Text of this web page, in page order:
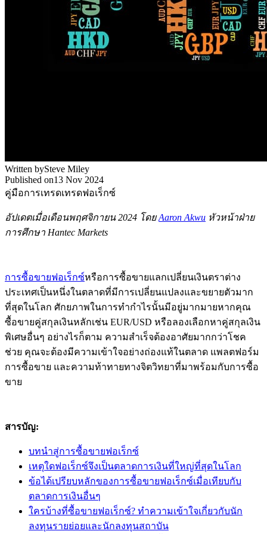
Written bySteve Miley
Published on13 Nov 2024
คู่มือการเทรดเทรดฟอเร็กซ์
อัปเดตเมื่อเดือนพฤศจิกายน 2024 โดยAaron Akwu หัวหน้าฝ่าย
การศึกษา Hantec Markets
การซื้อขายฟอเร็กซ์หรือการซื้อขายแลกเปลี่ยนเงินตราต่าง
ประเทศเป็นหนึ่งในตลาดที่มีการเปลี่ยนแปลงและขยายตัวมาก
ที่สุดในโลก ศักยภาพในการทำกำไรนั้นมีอยู่มากมายหากคุณ
ซื้อขายคู่สกุลเงินหลักเช่น EUR/USD หรือลองเลือกหาคู่สกุลเงิน
พิเศษอื่นๆ อย่างไรก็ตาม ความสำเร็จต้องอาศัยมากกว่าโชค
ช่วย คุณจะต้องมีความเข้าใจอย่างถ่องแท้ในตลาด แพลตฟอร์ม
การซื้อขาย และความท้าทายทางจิตวิทยาที่มาพร้อมกับการซื้อ
ขาย
สารบัญ:
บทนำสู่การซื้อขายฟอเร็กซ์
เหตุใดฟอเร็กซ์จึงเป็นตลาดการเงินที่ใหญ่ที่สุดในโลก
ข้อได้เปรียบหลักของการซื้อขายฟอเร็กซ์เมื่อเทียบกับ
ตลาดการเงินอื่นๆ
ใครบ้างที่ซื้อขายฟอเร็กซ์? ทำความเข้าใจเกี่ยวกับนัก
ลงทุนรายย่อยและนักลงทุนสถาบัน